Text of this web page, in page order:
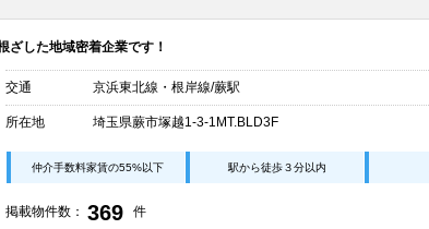
ざした地域密着企業です！
交通 京浜東北線・根岸線/蕨駅
所在地 埼玉県蕨市塚越1-3-1MT.BLD3F
仲介手数料家賃の55%以下 駅から徒歩３分以内
掲載物件数： 369 件